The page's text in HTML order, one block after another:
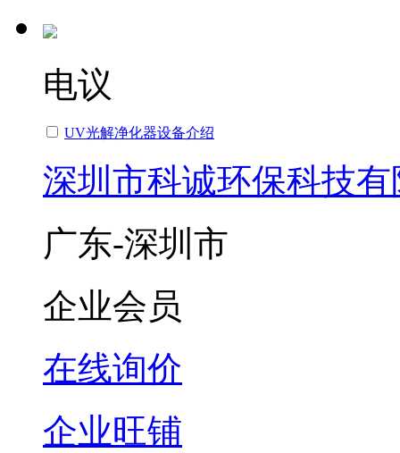
电议
UV光解净化器设备介绍
深圳市科诚环保科技
广东-深圳市
企业会员
在线询价
企业旺铺